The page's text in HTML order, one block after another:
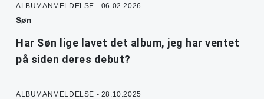
ALBUMANMELDELSE - 06.02.2026
Søn
Har Søn lige lavet det album, jeg har ventet
på siden deres debut?
ALBUMANMELDELSE - 28.10.2025